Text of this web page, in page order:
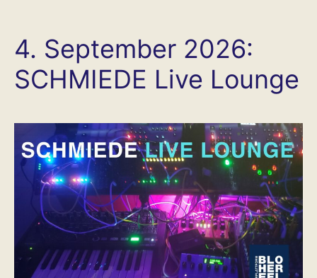
4. September 2026:
SCHMIEDE Live Lounge